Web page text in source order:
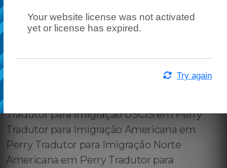
Your website license was not activated
yet or license has expired.
Try again